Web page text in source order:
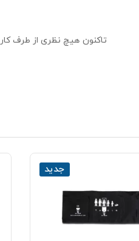
تاکنون هیچ نظری از طرف
جدید